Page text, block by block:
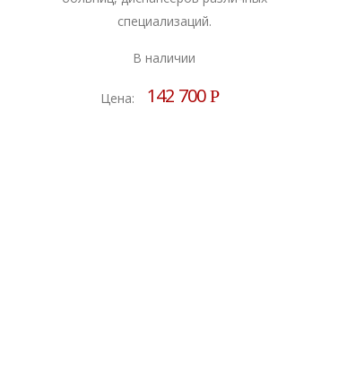
специализаций.
В наличии
Цена: 142 700Р